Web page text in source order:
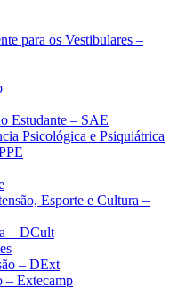
para os Vestibulares –
Estudante – SAE
Psicológica e Psiquiátrica
Esporte e Cultura –
– DCult
– DExt
– Extecamp